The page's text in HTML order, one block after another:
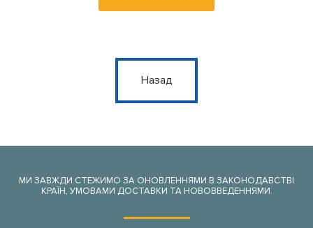
Назад
МИ ЗАВЖДИ СТЕЖИМО ЗА ОНОВЛЕННЯМИ В ЗАКОНОДАВСТВІ
КРАЇН, УМОВАМИ ДОСТАВКИ ТА НОВОВВЕДЕННЯМИ.